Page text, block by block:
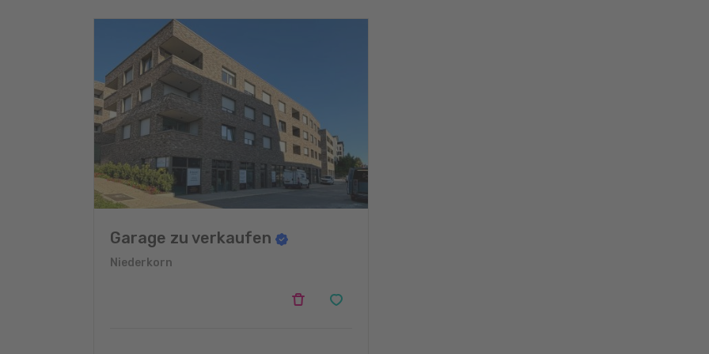
Garage zu verkaufen
Niederkorn